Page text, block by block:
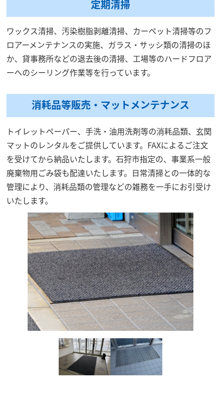
定期清掃
ワックス清掃、汚染樹脂剥離清掃、カーペット清掃等のフ
ロアーメンテナンスの実施、ガラス・サッシ類の清掃のほ
か、貸事務所などの退去後の清掃、工場等のハードフロア
ーへのシーリング作業等を行っています。
消耗品等販売・マットメンテナンス
トイレットペーパー、手洗・油用洗剤等の消耗品類、玄関
マットのレンタルをご提供しています。FAXによるご注文
を受けてから納品いたします。石狩市指定の、事業系一般
廃棄物用ごみ袋も配達いたします。日常清掃との一体的な
管理により、消耗品類の管理などの雑務を一手にお引受け
いたします。